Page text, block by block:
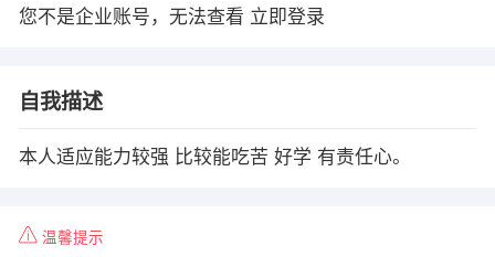
您不是企业账号，无法查看 立即登录
自我描述
本人适应能力较强 比较能吃苦 好学 有责任心。
温馨提示